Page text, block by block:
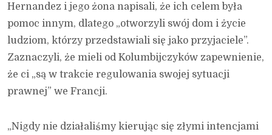
Hernandez i jego żona napisali, że ich celem była
pomoc innym, dlatego „otworzyli swój dom i życie
ludziom, którzy przedstawiali się jako przyjaciele”.
Zaznaczyli, że mieli od Kolumbijczyków zapewnienie,
że ci „są w trakcie regulowania swojej sytuacji
prawnej” we Francji.
„Nigdy nie działaliśmy kierując się złymi intencjami